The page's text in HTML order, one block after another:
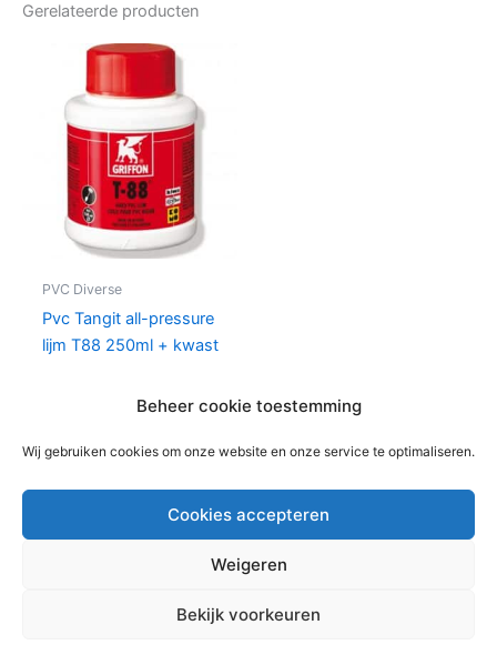
Beheer cookie toestemming
Wij gebruiken cookies om onze website en onze service te optimaliseren.
Cookies accepteren
Weigeren
Bekijk voorkeuren
Gerelateerde producten
PVC Diverse
Pvc Tangit all-pressure
lijm T88 250ml + kwast
In winkelwagen
doorAstra WordPress thema